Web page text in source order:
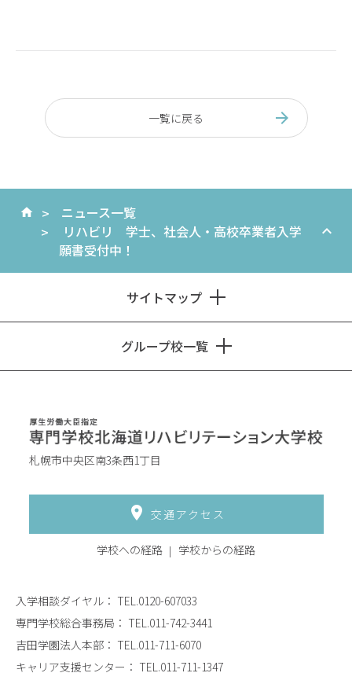
一覧に戻る
ニュース一覧
リハビリ 学士、社会人・高校卒業者入学
願書受付中！
サイトマップ
グループ校一覧
札幌市中央区南3条西1丁目
交通アクセス
学校への経路 学校からの経路
入学相談ダイヤル： TEL.0120-607033
専門学校総合事務局： TEL.011-742-3441
吉田学園法人本部： TEL.011-711-6070
キャリア支援センター： TEL.011-711-1347